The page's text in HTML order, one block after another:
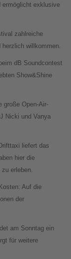
ermöglicht exklusive
zahlreiche
herzlich willkommen.
dB Soundcontest
Show&Shine
große Open-Air-
Nicki und Vanya
liefert das
hier die
erleben.
Auf die
der
am Sonntag ein
für weitere